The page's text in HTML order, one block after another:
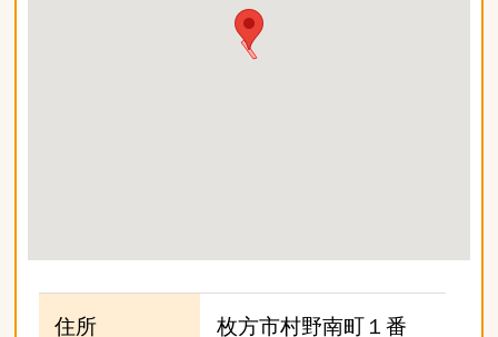
住所 枚方市村野南町１番